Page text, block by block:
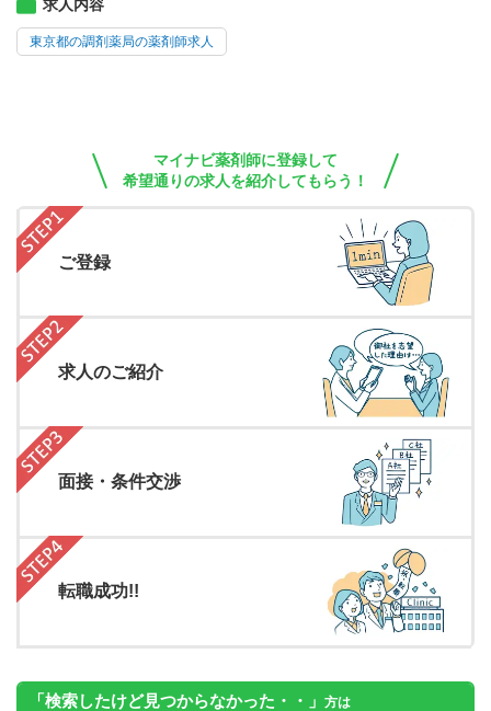
求人内容
東京都の調剤薬局の薬剤師求人
マイナビ薬剤師に登録して
希望通りの求人を紹介してもらう！
ご登録
求人のご紹介
面接・条件交渉
転職成功!!
「検索したけど見つからなかった・・」 方は